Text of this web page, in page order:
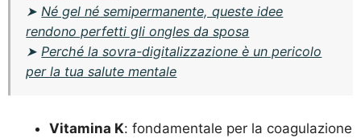
➤ Né gel né semipermanente, queste idee
rendono perfetti gli ongles da sposa
➤ Perché la sovra-digitalizzazione è un pericolo
per la tua salute mentale
Vitamina K: fondamentale per la coagulazione